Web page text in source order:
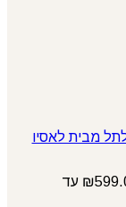
טווח מחירים: ⁦₪599.00⁩ עד